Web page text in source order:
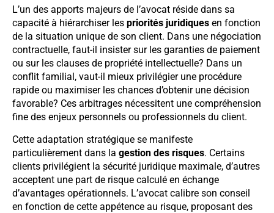
L’un des apports majeurs de l’avocat réside dans sa
capacité à hiérarchiser les priorités juridiques en fonction
de la situation unique de son client. Dans une négociation
contractuelle, faut-il insister sur les garanties de paiement
ou sur les clauses de propriété intellectuelle? Dans un
conflit familial, vaut-il mieux privilégier une procédure
rapide ou maximiser les chances d’obtenir une décision
favorable? Ces arbitrages nécessitent une compréhension
fine des enjeux personnels ou professionnels du client.
Cette adaptation stratégique se manifeste
particulièrement dans la gestion des risques. Certains
clients privilégient la sécurité juridique maximale, d’autres
acceptent une part de risque calculé en échange
d’avantages opérationnels. L’avocat calibre son conseil
en fonction de cette appétence au risque, proposant des